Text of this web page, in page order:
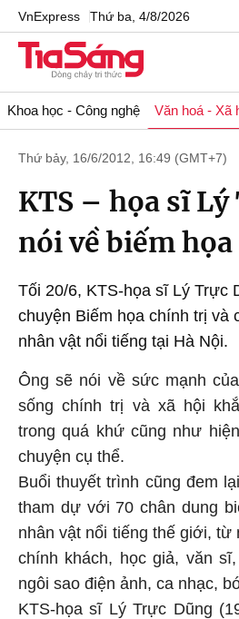
VnExpress Thứ ba, 4/8/2026
Khoa học - Công nghệ Văn hoá - Xã
Thứ bảy, 16/6/2012, 16:49 (GMT+7)
KTS – họa sĩ
nói về biếm
Tối 20/6, KTS-họa sĩ Lý Trực
chuyện Biếm họa chính trị và
nhân vật nổi tiếng tại Hà Nội.
Ông sẽ nói về sức mạnh
sống chính trị và xã hội
trong quá khứ cũng như
chuyện cụ thể.
Buổi thuyết trình cũng đem
tham dự với 70 chân dung
nhân vật nổi tiếng thế giới, từ
chính khách, học giả, văn
ngôi sao điện ảnh, ca nhạc,
KTS-họa sĩ Lý Trực Dũng